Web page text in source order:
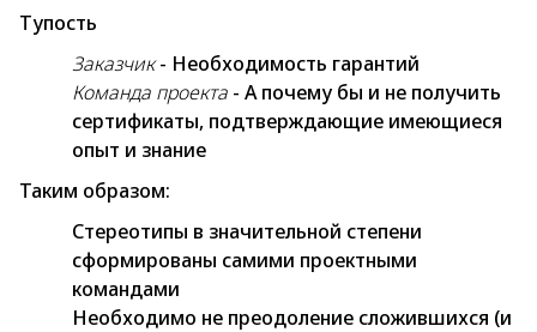
Тупость
Заказчик- Необходимость гарантий
Команда проекта - А почему бы и не получить
сертификаты, подтверждающие имеющиеся
опыт и знание
Таким образом:
Стереотипы в значительной степени
сформированы самими проектными
командами
Необходимо не преодоление сложившихся (и